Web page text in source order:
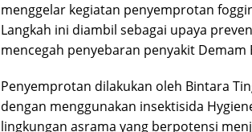
menggelar kegiatan penyemprotan
Langkah ini diambil sebagai upaya
mencegah penyebaran penyakit
Penyemprotan dilakukan oleh Bintara
dengan menggunakan insektisida
lingkungan asrama yang berpotensi